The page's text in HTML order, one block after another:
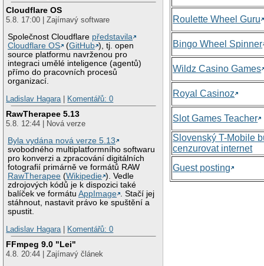
Cloudflare OS
5.8. 17:00 | Zajímavý software
Společnost Cloudflare představila
Cloudflare OS
(GitHub ), tj. open
source platformu navrženou pro
integraci umělé inteligence (agentů)
přímo do pracovních procesů
organizací.
Ladislav Hagara
Komentářů: 0
RawTherapee 5.13
5.8. 12:44 | Nová verze
Byla vydána nová verze 5.13
svobodného multiplatformního softwaru
pro konverzi a zpracování digitálních
fotografií primárně ve formátů RAW
RawTherapee (Wikipedie ). Vedle
zdrojových kódů je k dispozici také
balíček ve formátuAppImage . Stačí jej
stáhnout, nastavit právo ke spuštění a
spustit.
Ladislav Hagara
Komentářů: 0
FFmpeg 9.0 "Lei"
4.8. 20:44 | Zajímavý článek
Roulette Wheel Guru
Bingo Wheel Spinner
Wildz Casino Games
Royal Casinoz
Slot Games Teacher
Slovenský T-Mobile
cenzurovat internet
Guest posting